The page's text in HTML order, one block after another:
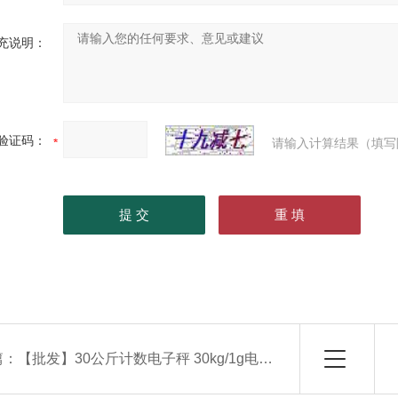
说明：
证码： 请输入计算结果（填
【批发】30公斤计数电子秤 30kg/1g电子称